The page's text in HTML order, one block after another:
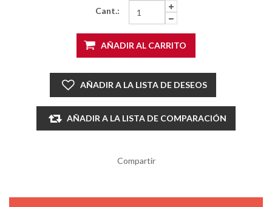
Cant.:
AÑADIR AL CARRITO
AÑADIR A LA LISTA DE DESEOS
AÑADIR A LA LISTA DE COMPARACIÓN
Compartir